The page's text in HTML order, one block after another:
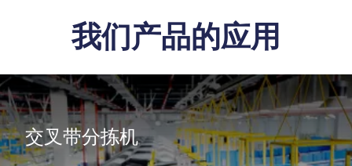
我们产品的应用
交叉带分拣机